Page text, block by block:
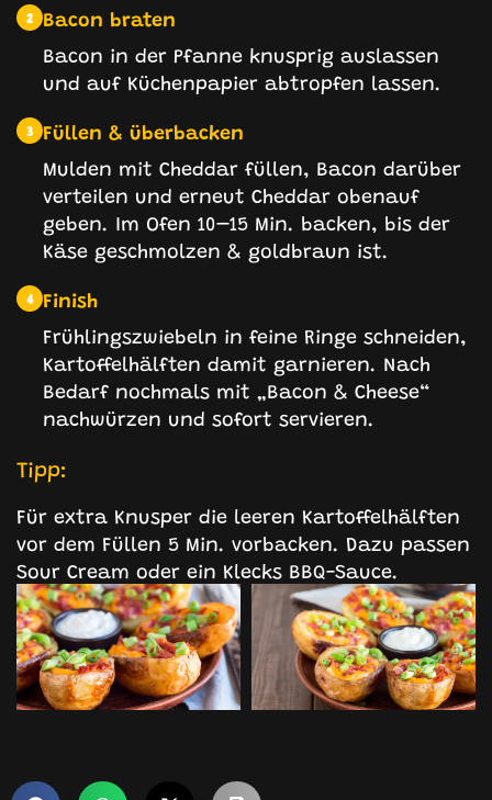
2 Bacon braten
Bacon in der Pfanne knusprig auslassen
und auf Küchenpapier abtropfen lassen.
3 Füllen & überbacken
Mulden mit Cheddar füllen, Bacon darüber
verteilen und erneut Cheddar obenauf
geben. Im Ofen 10–15 Min. backen, bis der
Käse geschmolzen & goldbraun ist.
4 Finish
Frühlingszwiebeln in feine Ringe schneiden,
Kartoffelhälften damit garnieren. Nach
Bedarf nochmals mit „Bacon & Cheese“
nachwürzen und sofort servieren.
Tipp:
Für extra Knusper die leeren Kartoffelhälften
vor dem Füllen 5 Min. vorbacken. Dazu passen
Sour Cream oder ein Klecks BBQ-Sauce.